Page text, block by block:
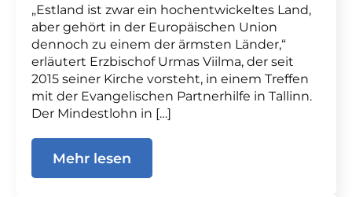
„Estland ist zwar ein hochentwickeltes Land,
aber gehört in der Europäischen Union
dennoch zu einem der ärmsten Länder,“
erläutert Erzbischof Urmas Viilma, der seit
2015 seiner Kirche vorsteht, in einem Treffen
mit der Evangelischen Partnerhilfe in Tallinn.
Der Mindestlohn in […]
Mehr lesen